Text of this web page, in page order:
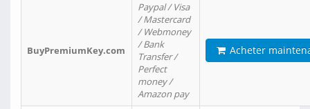
BuyPremiumKey.com
Paypal / Visa
/ Mastercard
/ Webmoney
/ Bank
Transfer /
Perfect
money /
Amazon pay
Acheter